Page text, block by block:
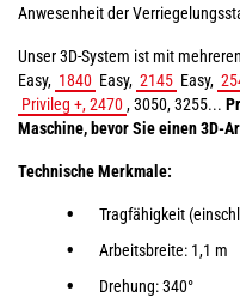
Anwesenheit der
Unser 3D-System ist mit
Easy, 1840 Easy, 2145 Easy,
Privileg +, 2470, 3050, 3255...
Maschine, bevor Sie einen 3D-
Technische Merkmale:
Tragfähigkeit
Arbeitsbreite: 1,1 m
Drehung: 340°